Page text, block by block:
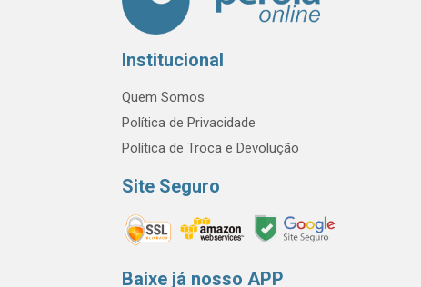
Institucional
Quem Somos
Política de Privacidade
Política de Troca e Devolução
Site Seguro
Baixe já nosso APP